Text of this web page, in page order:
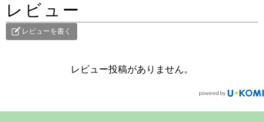
レビュー
レビューを書く
レビュー投稿がありません。